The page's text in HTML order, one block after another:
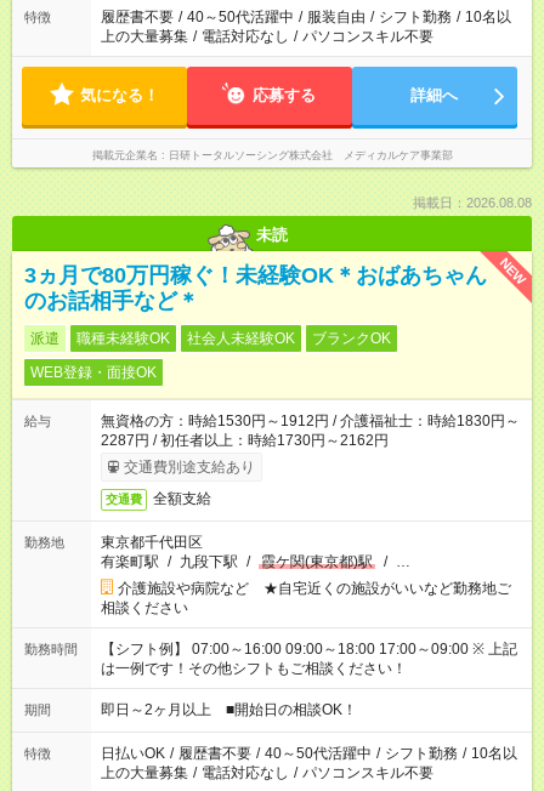
特徴 履歴書不要 / 40～50代活躍中 / 服装自由 / シフト勤務 / 10名以
上の大量募集 / 電話対応なし / パソコンスキル不要
気になる！ 応募する 詳細へ
掲載元企業名 日研トータルソーシング株式会社 メディカルケア事業部
掲載日：2026.08.08
未読
NEW
3ヵ月で80万円稼ぐ！未経験OK＊おばあちゃん
のお話相手など＊
派遣 職種未経験OK 社会人未経験OK
ブランクOK
WEB登録・面接OK
給与
無資格の方：時給1530円～1912円 / 介護福祉士：時給1830円～
2287円 / 初任者以上：時給1730円～2162円
交通費別途支給あり
交通費 全額支給
勤務地
東京都千代田区
有楽町駅 / 九段下駅 / 霞ケ関(東京都)駅 / …
介護施設や病院など ★自宅近くの施設がいいなど勤務地ご
相談ください
勤務時間
【シフト例】 07:00～16:00 09:00～18:00 17:00～09:00 ※ 上記
は一例です！その他シフトもご相談ください！
期間 即日～2ヶ月以上 ■開始日の相談OK！
特徴 日払いOK / 履歴書不要 / 40～50代活躍中 / シフト勤務 / 10名以
上の大量募集 / 電話対応なし / パソコンスキル不要